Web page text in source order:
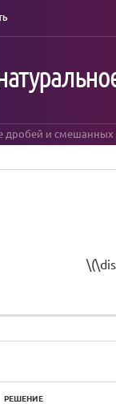
дробей и смешанных
РЕШЕНИЕ